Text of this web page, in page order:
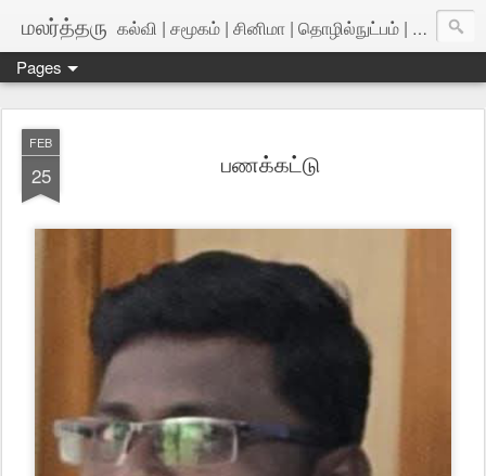
மலர்த்தரு கல்வி | சமூகம் | சினிமா | தொழில்நுட்பம் | அறிவியல்
Pages
FEB
25 பணக்கட்டு